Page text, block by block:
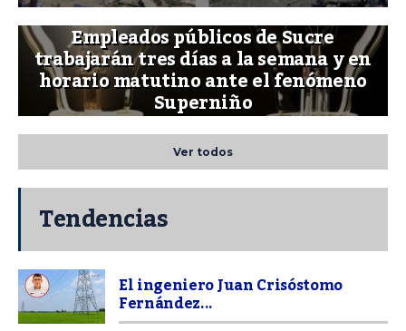
Empleados públicos de Sucre
trabajarán tres días a la semana y en
horario matutino ante el fenómeno
Superniño
Ver todos
Tendencias
El ingeniero Juan Crisóstomo
Fernández...